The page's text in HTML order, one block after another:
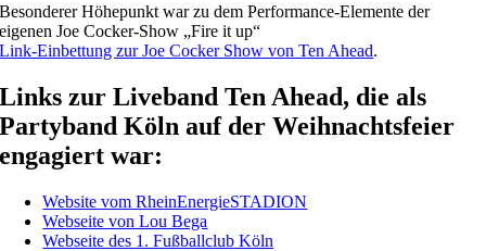
Besonderer Höhepunkt war zu dem Performance-Elemente der
eigenen Joe Cocker-Show „Fire it up“
Link-Einbettung zur Joe Cocker Show von Ten Ahead.
Links zur Liveband Ten Ahead, die als
Partyband Köln auf der Weihnachtsfeier
engagiert war:
Website vom RheinEnergieSTADION
Webseite von Lou Bega
Webseite des 1. Fußballclub Köln